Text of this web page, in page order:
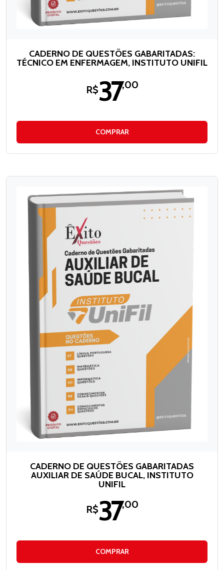
CADERNO DE QUESTÕES GABARITADAS:
TÉCNICO EM ENFERMAGEM, INSTITUTO UNIFIL
R$37,00
COMPRAR
CADERNO DE QUESTÕES GABARITADAS
AUXILIAR DE SAÚDE BUCAL, INSTITUTO
UNIFIL
R$37,00
COMPRAR